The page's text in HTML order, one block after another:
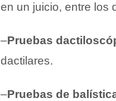
en un juicio, entre los
–Pruebas
dactilares.
–Pruebas de